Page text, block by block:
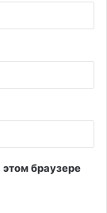
браузере